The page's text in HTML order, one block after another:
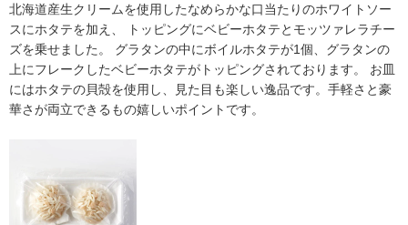
北海道産生クリームを使用したなめらかな口当たりのホワイトソー
スにホタテを加え、 トッピングにベビーホタテとモッツァレラチー
ズを乗せました。 グラタンの中にボイルホタテが1個、グラタンの
上にフレークしたベビーホタテがトッピングされております。 お皿
にはホタテの貝殻を使用し、見た目も楽しい逸品です。手軽さと豪
華さが両立できるもの嬉しいポイントです。